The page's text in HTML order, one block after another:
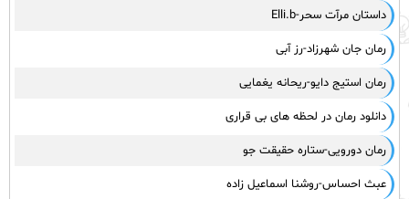
داستان مرآت سحر-Elli.b
رمان جان شهرزاد-رز آبی
رمان استیج دایو-ریحانه یغمایی
دانلود رمان در لحظه‌ های بی‌ قراری
رمان دورویی-ستاره حقیقت جو
عبث احساس-روشنا اسماعیل زاده